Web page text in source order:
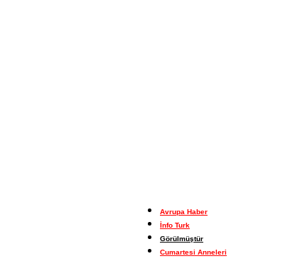
Avrupa Haber
İnfo Turk
Görülmüştür
Cumartesi Anneleri